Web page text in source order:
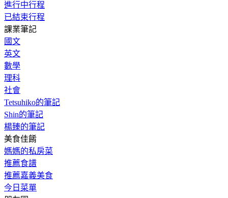
進行中行程
已結束行程
課業筆記
國文
英文
數學
理科
社會
Tetsuhiko的筆記
Shin的筆記
楊臻的筆記
美食佳餚
媽媽的私房菜
推薦食譜
推薦嘉義美食
今日菜單